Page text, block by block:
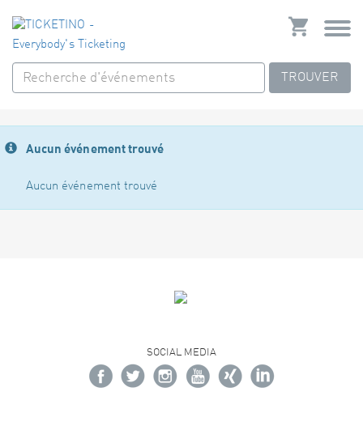
TROUVER
Aucun événement trouvé
Aucun événement trouvé
SOCIAL MEDIA